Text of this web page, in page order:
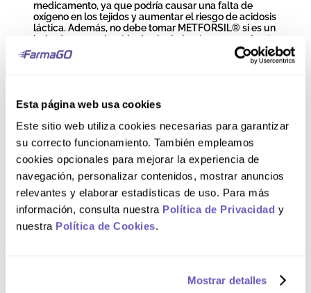
Esta página web usa cookies
Este sitio web utiliza cookies necesarias para garantizar
su correcto funcionamiento. También empleamos
cookies opcionales para mejorar la experiencia de
navegación, personalizar contenidos, mostrar anuncios
relevantes y elaborar estadísticas de uso. Para más
información, consulta nuestra Política de Privacidad y
nuestra Política de Cookies.
Mostrar detalles
medicamento, ya que podría causar una falta de
oxígeno en los tejidos y aumentar el riesgo de acidosis
láctica. Además, no debe tomar METFORSIL® si es un
bebedor empedernido de alcohol o si es menor de 18
años. Para mayor información, leer el inserto.
Advertencias
Antes de tomar METFORSIL®, informe a su médico
acerca de todas sus afecciones médicas,
especialmente si tiene niveles bajos de vitamina B12
en la sangre o riesgo de acidosis láctica. METFORSIL®
puede causar un efecto secundario muy raro pero
grave llamado acidosis láctica, especialmente si sus
riñones no funcionan correctamente. El riesgo de
acidosis láctica también aumenta con la diabetes no
el suministro de oxígeno a una parte del cuerpo, como
una enfermedad cardíaca grave. Si alguno de estos